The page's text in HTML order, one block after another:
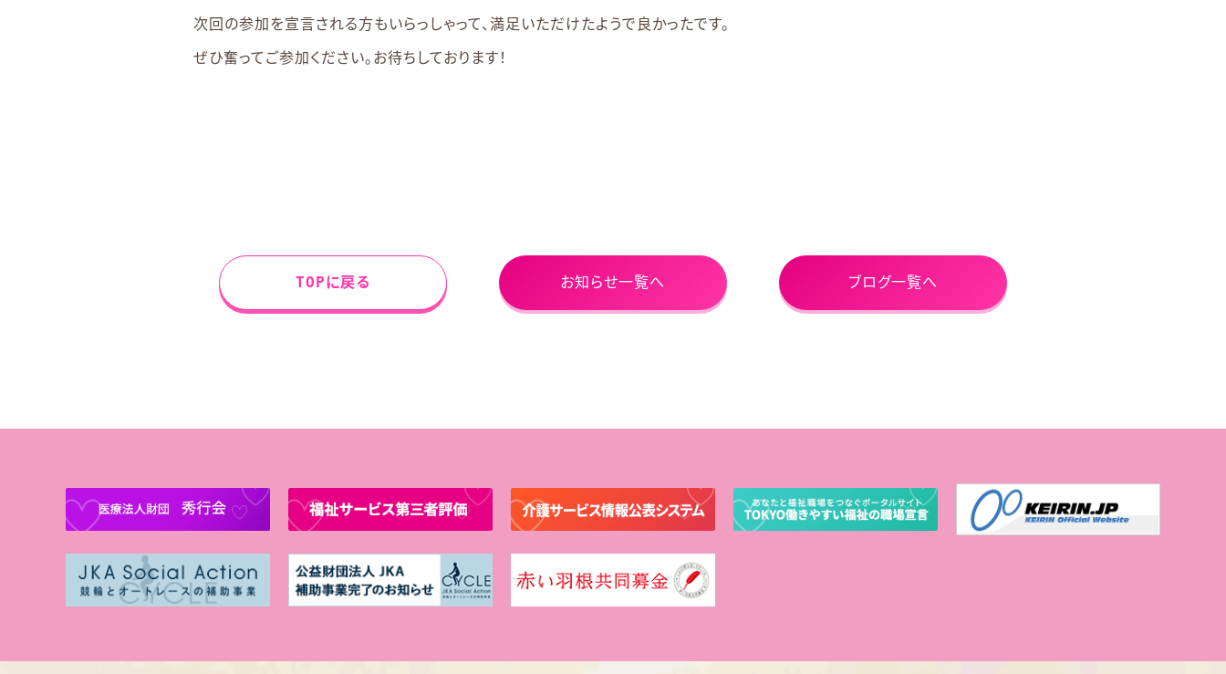
次回の参加を宣言される方もいらっしゃって、満足いただけたようで良かったです。
ぜひ奮ってご参加ください。お待ちしております！
TOPに戻る お知らせ一覧へ ブログ一覧へ